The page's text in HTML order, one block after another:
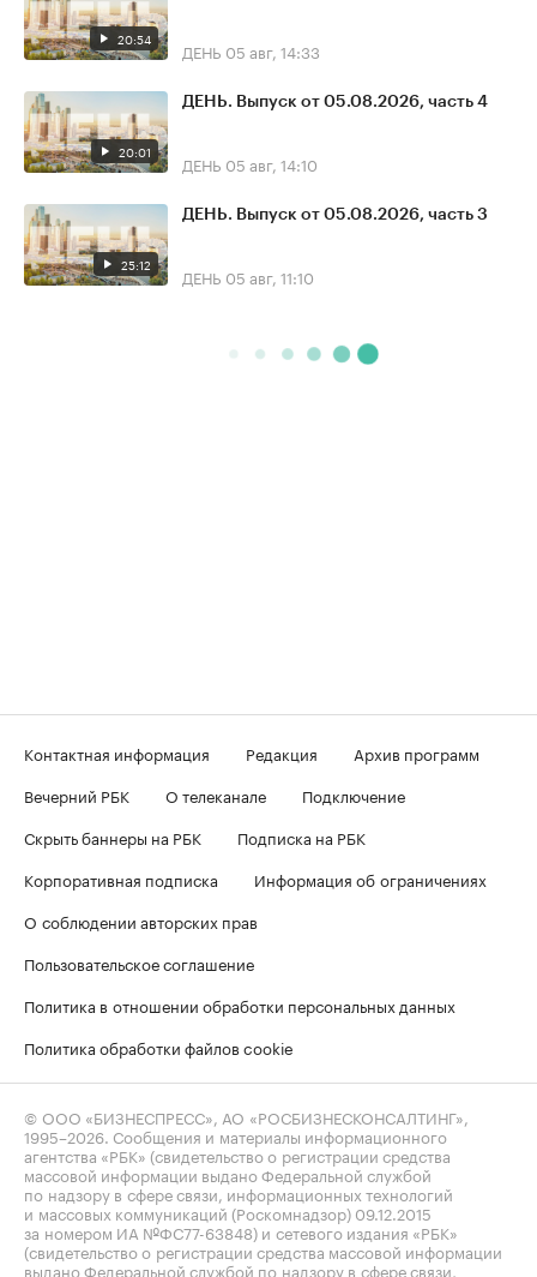
20:54 ДЕНЬ 05 авг, 14:33
20:01
ДЕНЬ. Выпуск от 05.08.2026, часть 4
ДЕНЬ 05 авг, 14:10
25:12
ДЕНЬ. Выпуск от 05.08.2026, часть 3
ДЕНЬ 05 авг, 11:10
Контактная информация Редакция
Архив программ
Вечерний РБК
О телеканале
Подключение
Скрыть баннеры на РБК
Подписка на РБК
Корпоративная подписка
Информация об ограничениях
О соблюдении авторских прав
Пользовательское соглашение
Политика в отношении обработки персональных данных
Политика обработки файлов cookie
© ООО «БИЗНЕСПРЕСС», АО «РОСБИЗНЕСКОНСАЛТИНГ»,
1995–2026 . Сообщения и материалы информационного
агентства «РБК» (свидетельство о регистрации средства
массовой информации выдано Федеральной службой
по надзору в сфере связи, информационных технологий
и массовых коммуникаций (Роскомнадзор) 09.12.2015
за номером ИА №ФС77-63848) и сетевого издания «РБК»
(свидетельство о регистрации средства массовой информации
выдано Федеральной службой по надзору в сфере связи,